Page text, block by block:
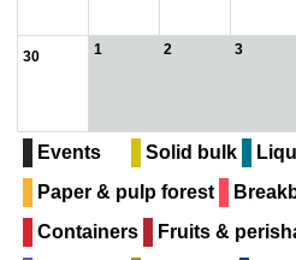
30 1 2 3
Events Solid bulk
Paper & pulp forest
Containers
Fruits &